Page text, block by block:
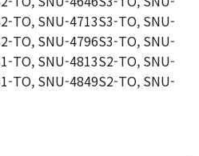
TO, SNU-4713S3-TO, SNU-
TO, SNU-4796S3-TO, SNU-
TO, SNU-4813S2-TO, SNU-
TO, SNU-4849S2-TO, SNU-